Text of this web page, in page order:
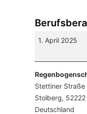
Berufsberatungen
1. April 2025
Stettiner Straße
Stolberg, 52222
Deutschland